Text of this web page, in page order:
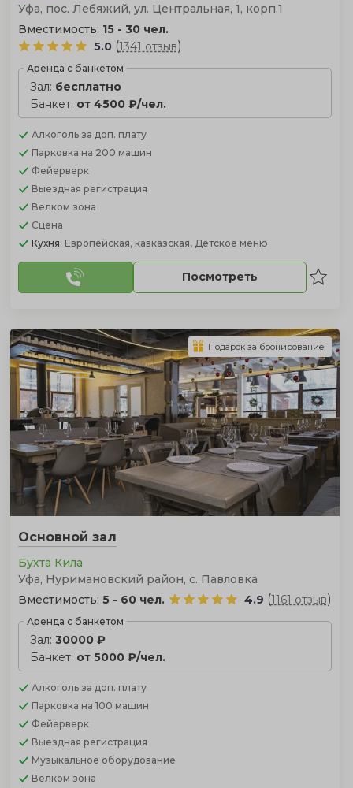
Уфа, пос. Лебяжий, ул. Центральная, 1, корп.1
Вместимость: 15 - 30 чел.
5.0 (1341 отзыв)
Аренда с банкетом
Зал: бесплатно
Банкет: от 4500 ₽/чел.
Алкоголь за доп. плату
Парковка на 200 машин
Фейерверк
Выездная регистрация
Велком зона
Сцена
Кухня: Европейская, кавказская, Детское меню
Посмотреть
Основной зал
Бухта Кила
Уфа, Нуримановский район, с. Павловка
Вместимость: 5 - 60 чел. 4.9 (1161 отзыв)
Аренда с банкетом
Зал: 30000 ₽
Банкет: от 5000 ₽/чел.
Алкоголь за доп. плату
Парковка на 100 машин
Фейерверк
Выездная регистрация
Музыкальное оборудование
Велком зона
Подарок за бронирование